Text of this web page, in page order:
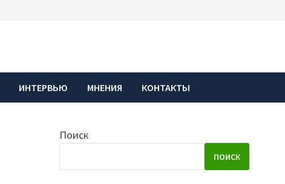
ИНТЕРВЬЮ МНЕНИЯ КОНТАКТЫ
Поиск
ПОИСК